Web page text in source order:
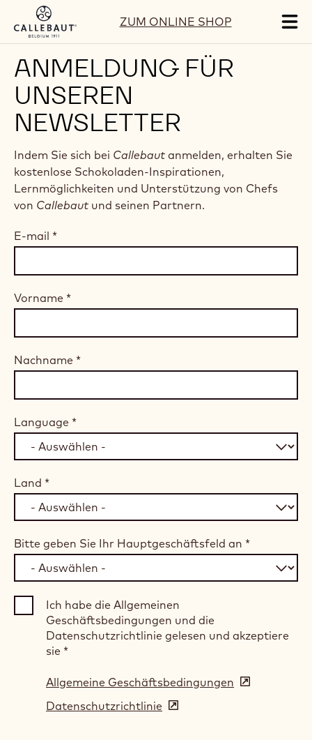
Skip to main contentZUM ONLINE SHOP
ANMELDUNG FÜR
UNSEREN
NEWSLETTER
Indem Sie sich bei Callebaut anmelden, erhalten Sie
kostenlose Schokoladen-Inspirationen,
Lernmöglichkeiten und Unterstützung von Chefs
von Callebaut und seinen Partnern.
E-mail *
Vorname *
Nachname *
Language *
Land *
Bitte geben Sie Ihr Hauptgeschäftsfeld an *
Ich habe die Allgemeinen
Geschäftsbedingungen und die
Datenschutzrichtlinie gelesen und akzeptiere
sie *
Allgemeine Geschäftsbedingungen (opens
Datenschutzrichtlinie (opens